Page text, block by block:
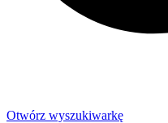
Otwórz wyszukiwarkę